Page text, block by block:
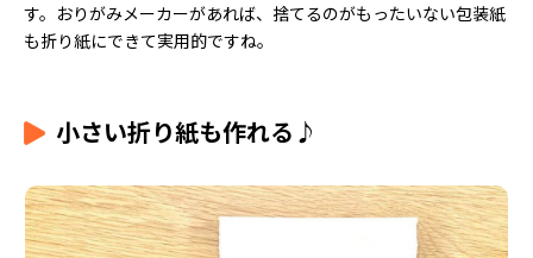
す。おりがみメーカーがあれば、捨てるのがもったいない包装紙
も折り紙にできて実用的ですね。
小さい折り紙も作れる♪